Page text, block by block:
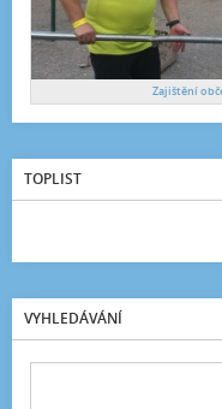
Zajištění
TOPLIST
VYHLEDÁVÁNÍ